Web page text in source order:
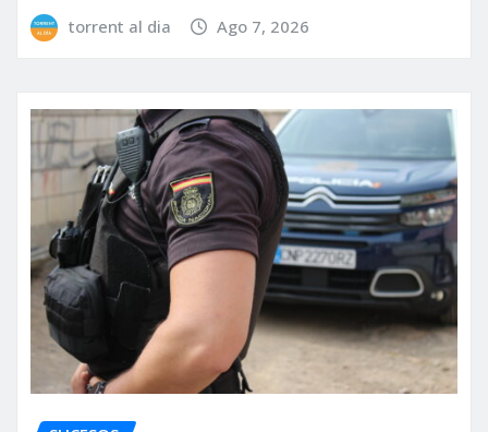
torrent al dia Ago 7, 2026